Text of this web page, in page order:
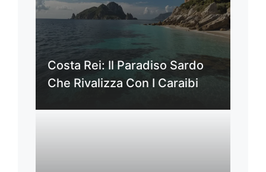
Costa Rei: Il Paradiso Sardo
Che Rivalizza Con I Caraibi